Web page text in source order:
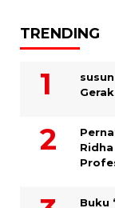
TRENDING
Buku